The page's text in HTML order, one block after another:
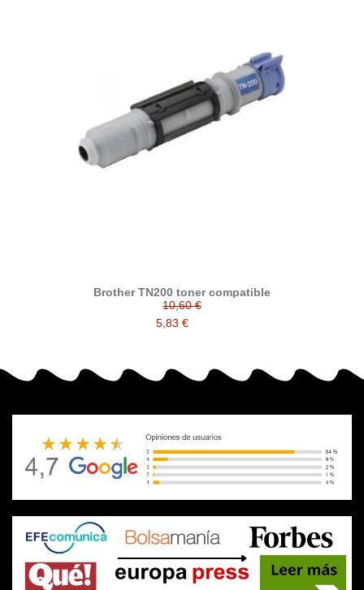
Brother TN200 toner compatible
10,60 €
5,83 €